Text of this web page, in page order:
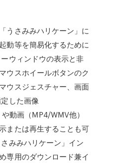
うさみみハリケーン」に
動等を簡易化するために
ウィンドウの表示と非
ウスホイールボタンのク
ウスジェスチャー、画面
した画像
動画（MP4/WMV他）
または再生することも可
みみハリケーン」イン
専用のダウンロード兼イ